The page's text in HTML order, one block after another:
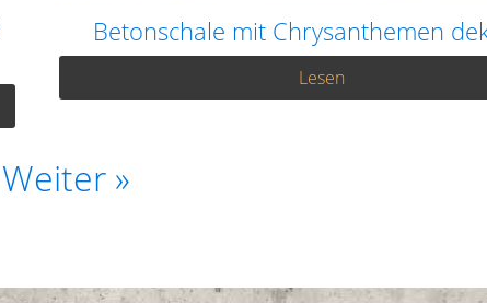
Betonschale mit Chrysanthemen
Lesen
Weiter »